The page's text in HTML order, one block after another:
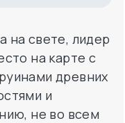
на свете, лидер
на карте с
древних
и
не во всем